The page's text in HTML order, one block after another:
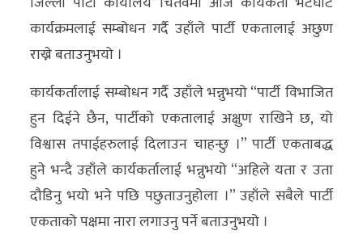
खबर
विशेष
राशिफल
फोटो
ग्यालरी
भिडियो
कार्यक्रमलाई सम्बोधन गर्दै उहाँले पार्टी एकतालाई अछुण
राख्ने बताउनुभयो ।
कार्यकर्तालाई सम्बोधन गर्दै उहाँले भन्नुभयो “पार्टी विभाजित
हुन दिईने छैन, पार्टीको एकतालाई अक्षुण राखिने छ, यो
विश्वास तपाईहरुलाई दिलाउन चाहन्छु ।” पार्टी एकताबद्ध
हुने भन्दै उहाँले कार्यकर्तालाई भन्नुभयो “अहिले यता र उता
दौडिनु भयो भने पछि पछुताउनुहोला ।” उहाँले सबैले पार्टी
एकताको पक्षमा नारा लगाउनु पर्ने बताउनुभयो ।